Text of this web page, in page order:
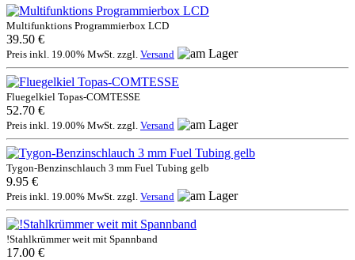
Multifunktions Programmierbox LCD
39.50 €
Preis inkl. 19.00% MwSt. zzgl. Versand
Fluegelkiel Topas-COMTESSE
52.70 €
Preis inkl. 19.00% MwSt. zzgl. Versand
Tygon-Benzinschlauch 3 mm Fuel Tubing gelb
9.95 €
Preis inkl. 19.00% MwSt. zzgl. Versand
!Stahlkrümmer weit mit Spannband
17.00 €